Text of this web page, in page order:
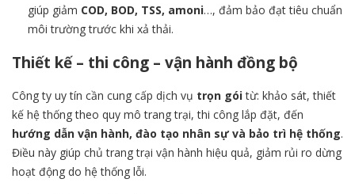
giúp giảm COD, BOD, TSS, amoni…, đảm bảo đạt tiêu chuẩn
môi trường trước khi xả thải.
Thiết kế – thi công – vận hành đồng bộ
Công ty uy tín cần cung cấp dịch vụ trọn góitừ: khảo sát, thiết
kế hệ thống theo quy mô trang trại, thi công lắp đặt, đến
hướng dẫn vận hành, đào tạo nhân sự và bảo trì hệ thống.
Điều này giúp chủ trang trại vận hành hiệu quả, giảm rủi ro dừng
hoạt động do hệ thống lỗi.